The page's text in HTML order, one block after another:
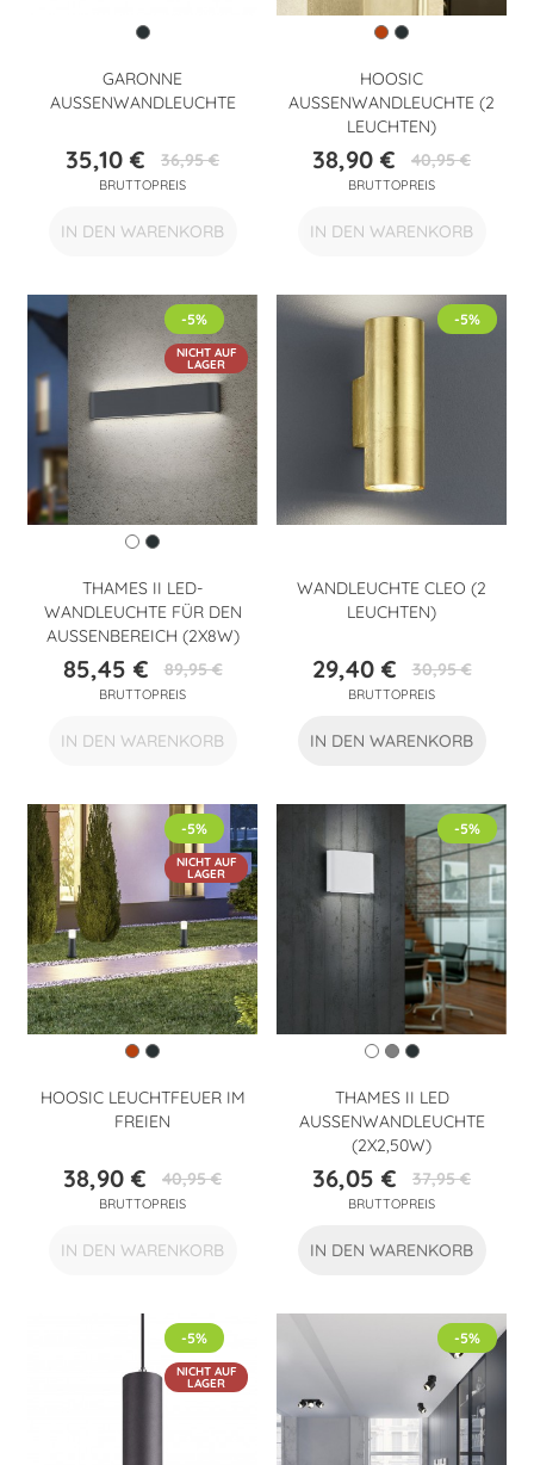
GARONNE
AUSSENWANDLEUCHTE
Preis
35,10 €Verkaufspreis
36,95 €
BRUTTOPREIS
IN DEN WARENKORB
HOOSIC
AUSSENWANDLEUCHTE (2 L
EUCHTEN)
Preis
38,90 €Verkaufspreis
40,95 €
BRUTTOPREIS
IN DEN WARENKORB
THAMES II LED-
WANDLEUCHTE FÜR DEN
AUSSENBEREICH (2X8W)
Preis
85,45 €Verkaufspreis
89,95 €
BRUTTOPREIS
-5%
NICHT AUF
LAGER
IN DEN WARENKORB
WANDLEUCHTE CLEO (2
LEUCHTEN)
Preis
29,40 €Verkaufspreis
30,95 €
BRUTTOPREIS
-5%
IN DEN WARENKORB
HOOSIC LEUCHTFEUER IM
FREIEN
Preis
38,90 €Verkaufspreis
40,95 €
BRUTTOPREIS
-5%
NICHT AUF
LAGER
IN DEN WARENKORB
THAMES II LED
AUSSENWANDLEUCHTE (
2X2,50W)
Preis
36,05 €Verkaufspreis
37,95 €
BRUTTOPREIS
-5%
IN DEN WARENKORB
-5%
NICHT AUF
LAGER
-5%